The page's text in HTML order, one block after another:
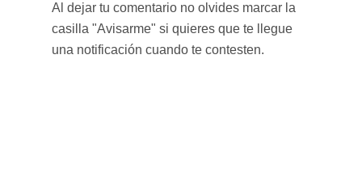
Al dejar tu comentario no olvides marcar la
casilla "Avisarme" si quieres que te llegue
una notificación cuando te contesten.